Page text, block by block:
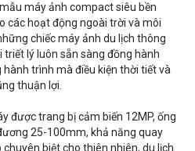
mẫu máy ảnh compact siêu bền
các hoạt động ngoài trời và môi
chiếc máy ảnh du lịch thông
lý luôn sẵn sàng đồng hành
trình mà điều kiện thời tiết và
thuận lợi.
được trang bị cảm biến 12MP, ống
25-100mm, khả năng quay
chuyên biệt cho thiên nhiên, du lịch